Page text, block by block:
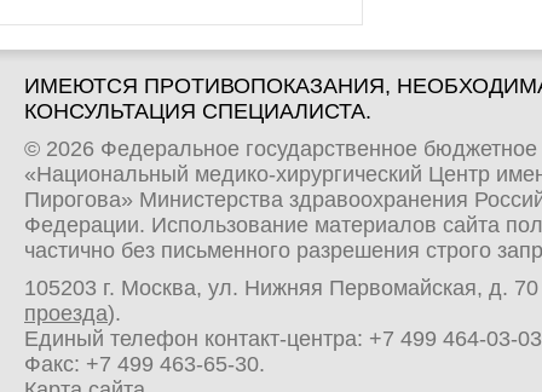
ИМЕЮТСЯ ПРОТИВОПОКАЗАНИЯ,
КОНСУЛЬТАЦИЯ СПЕЦИАЛИСТА.
© 2026 Федеральное государственное
«Национальный медико-хирургический Центр
Пирогова» Министерства здравоохранения
Федерации. Использование материалов сайта
частично без письменного разрешения строго
105203 г. Москва, ул. Нижняя Первомайская, д.
проезда).
Единый телефон контакт-центра: +7 499 464-03-03
Факс: +7 499 463-65-30.